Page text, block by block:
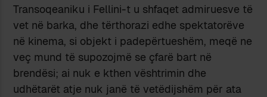
Transoqeaniku i Fellini-t u shfaqet admiruesve të
vet në barka, dhe tërthorazi edhe spektatorëve
në kinema, si objekt i padepërtueshëm, meqë ne
veç mund të supozojmë se çfarë bart në
brendësi; ai nuk e kthen vështrimin dhe
udhëtarët atje nuk janë të vetëdijshëm për ata